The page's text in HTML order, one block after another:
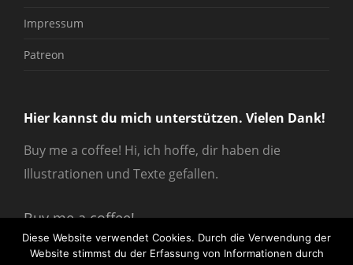
Impressum
Patreon
Hier kannst du mich unterstützen. Vielen Dank!
Buy me a coffee! Hi, ich hoffe, dir haben die
Illustrationen und Texte gefallen.
Buy me a coffee!
Diese Website verwendet Cookies. Durch die Verwendung der
Website stimmst du der Erfassung von Informationen durch